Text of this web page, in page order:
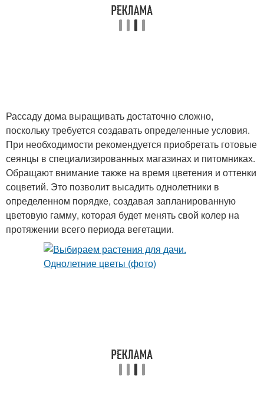
Рассаду дома выращивать достаточно сложно,
поскольку требуется создавать определенные условия.
При необходимости рекомендуется приобретать готовые
сеянцы в специализированных магазинах и питомниках.
Обращают внимание также на время цветения и оттенки
соцветий. Это позволит высадить однолетники в
определенном порядке, создавая запланированную
цветовую гамму, которая будет менять свой колер на
протяжении всего периода вегетации.